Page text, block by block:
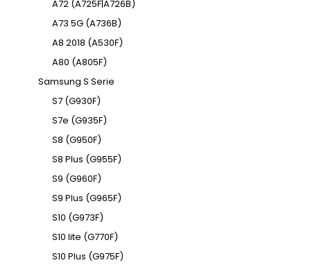
A72 (A725F|A726B)
A73 5G (A736B)
A8 2018 (A530F)
A80 (A805F)
Samsung S Serie
S7 (G930F)
S7e (G935F)
S8 (G950F)
S8 Plus (G955F)
S9 (G960F)
S9 Plus (G965F)
S10 (G973F)
S10 lite (G770F)
S10 Plus (G975F)